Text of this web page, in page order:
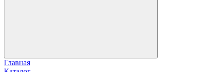
Главная